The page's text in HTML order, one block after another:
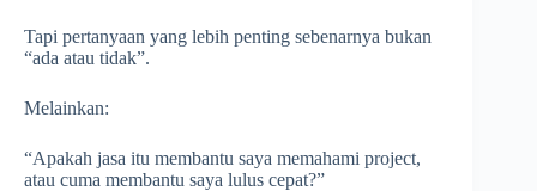
Tapi pertanyaan yang lebih penting sebenarnya bukan
“ada atau tidak”.
Melainkan:
“Apakah jasa itu membantu saya memahami project,
atau cuma membantu saya lulus cepat?”